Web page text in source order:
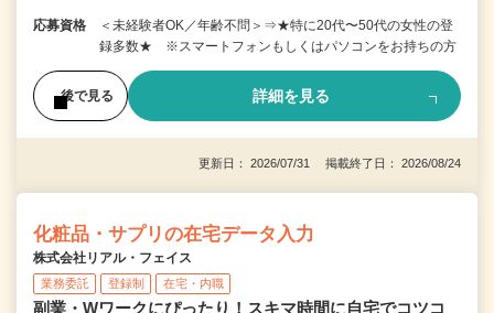
応募資格
＜未経験者OK／年齢不問＞⇒★特に20代〜50代の女性の登
録多数★ ※スマートフォンもしくはパソコンをお持ちの方
後で見る 詳細を見る
更新日： 2026/07/31 掲載終了日： 2026/08/24
化粧品・サプリの在宅データ入力
株式会社リアル・フェイス
業務委託 登録制 在宅・内職
副業・Wワークにぴったり！スキマ時間に自宅でコツコ